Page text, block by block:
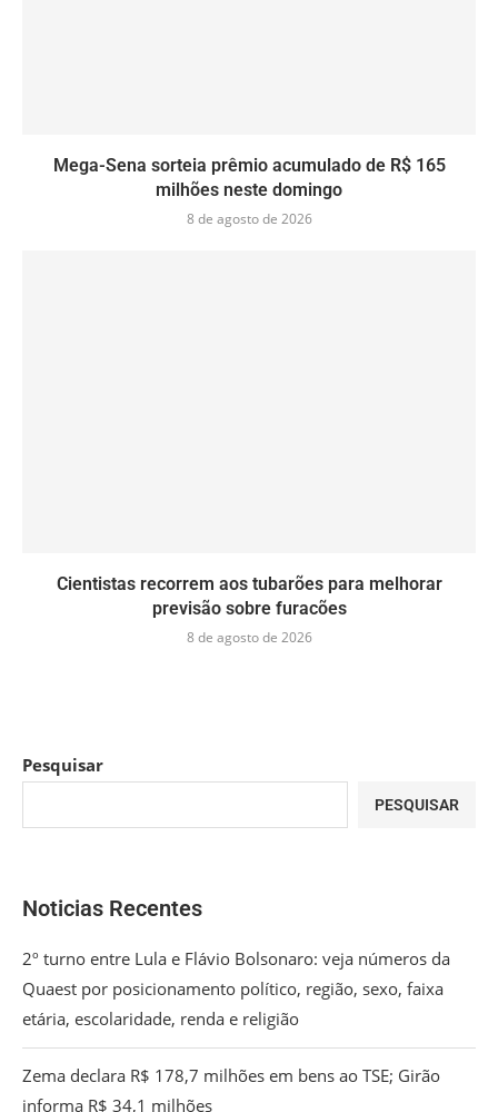
Mega-Sena sorteia prêmio acumulado de R$ 165
milhões neste domingo
8 de agosto de 2026
Cientistas recorrem aos tubarões para melhorar
previsão sobre furacões
8 de agosto de 2026
Pesquisar
PESQUISAR
Noticias Recentes
2º turno entre Lula e Flávio Bolsonaro: veja números da
Quaest por posicionamento político, região, sexo, faixa
etária, escolaridade, renda e religião
Zema declara R$ 178,7 milhões em bens ao TSE; Girão
informa R$ 34,1 milhões